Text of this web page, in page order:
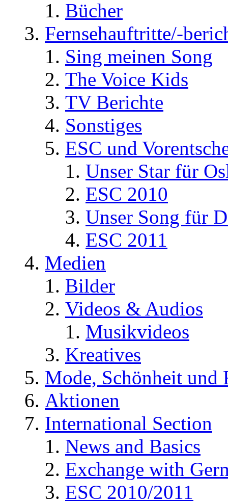
Bücher
Fernsehauftritte/-
Sing meinen Song
The Voice Kids
TV Berichte
Sonstiges
ESC und
Unser Star für
ESC 2010
Unser Song für
ESC 2011
Medien
Bilder
Videos & Audios
Musikvideos
Kreatives
Mode, Schönheit und
Aktionen
International Section
News and Basics
Exchange with
ESC 2010/2011